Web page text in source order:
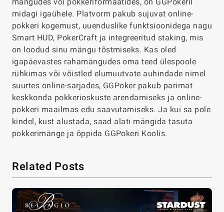
midagi igaühele. Platvorm pakub sujuvat online-
pokkeri kogemust, uuenduslike funktsioonidega nagu
Smart HUD, PokerCraft ja integreeritud staking, mis
on loodud sinu mängu tõstmiseks. Kas oled
igapäevastes rahamängudes oma teed ülespoole
rühkimas või võistled elumuutvate auhindade nimel
suurtes online-sarjades, GGPoker pakub parimat
keskkonda pokkerioskuste arendamiseks ja online-
pokkeri maailmas edu saavutamiseks. Ja kui sa pole
kindel, kust alustada, saad alati mängida tasuta
pokkerimänge ja õppida GGPokeri Koolis.
Related Posts